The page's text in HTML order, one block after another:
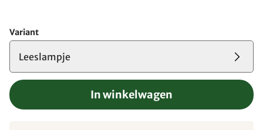
Variant
Leeslampje
In winkelwagen